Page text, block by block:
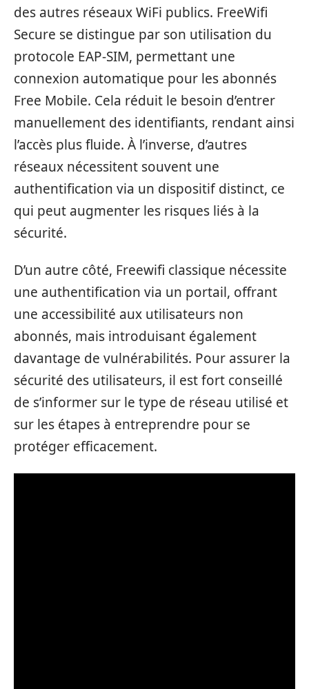
des autres réseaux WiFi publics. FreeWifi
Secure se distingue par son utilisation du
protocole EAP-SIM, permettant une
connexion automatique pour les abonnés
Free Mobile. Cela réduit le besoin d’entrer
manuellement des identifiants, rendant ainsi
l’accès plus fluide. À l’inverse, d’autres
réseaux nécessitent souvent une
authentification via un dispositif distinct, ce
qui peut augmenter les risques liés à la
sécurité.
D’un autre côté, Freewifi classique nécessite
une authentification via un portail, offrant
une accessibilité aux utilisateurs non
abonnés, mais introduisant également
davantage de vulnérabilités. Pour assurer la
sécurité des utilisateurs, il est fort conseillé
de s’informer sur le type de réseau utilisé et
sur les étapes à entreprendre pour se
protéger efficacement.